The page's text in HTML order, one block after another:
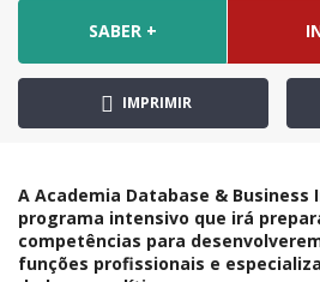
SABER +
IMPRIMIR
A Academia Database & Business
programa intensivo que irá
competências para
funções profissionais e